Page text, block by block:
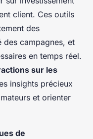
client. Ces outils
des
campagnes, et
en temps réel.
sur les
insights précieux
et orienter
de